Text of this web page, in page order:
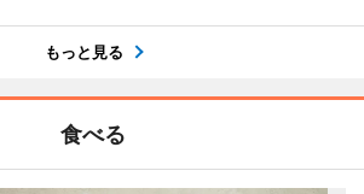
もっと見る
食べる